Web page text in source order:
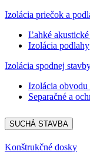
Izolácia priečok a
Ľahké
Izolácia podlahy
Izolácia spodnej
Izolácia obvodu
Separačné a
SUCHÁ STAVBA
Konštrukčné dosky